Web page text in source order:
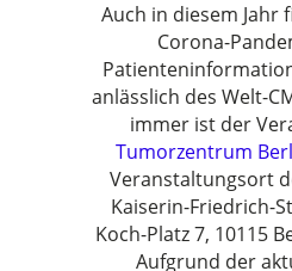
Auch in diesem Jahr
Corona-
anlässlich des Welt-
immer ist der
Tumorzentrum
Veranstaltungsort
Kaiserin-Friedrich-
Koch-Platz 7, 10115
Aufgrund der